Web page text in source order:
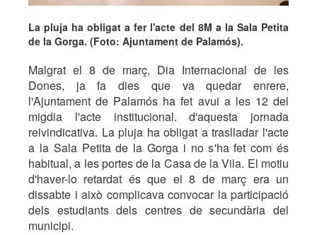
La pluja ha obligat a fer l'acte del 8M a la Sala Petita
de la Gorga. (Foto: Ajuntament de Palamós).
Malgrat el 8 de març, Dia Internacional de les
Dones, ja fa dies que va quedar enrere,
l'Ajuntament de Palamós ha fet avui a les 12 del
migdia l'acte institucional. d'aquesta jornada
reivindicativa. La pluja ha obligat a traslladar l'acte
a la Sala Petita de la Gorga i no s'ha fet com és
habitual, a les portes de la Casa de la Vila. El motiu
d'haver-lo retardat és que el 8 de març era un
dissabte i això complicava convocar la participació
dels estudiants dels centres de secundària del
municipi.